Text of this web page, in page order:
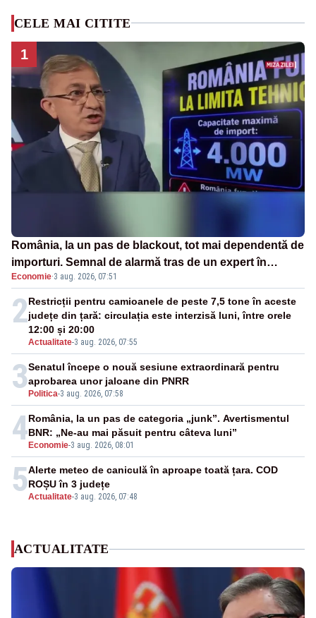
CELE MAI CITITE
1
România, la un pas de blackout, tot mai dependentă de
importuri. Semnal de alarmă tras de un expert în
energie
Economie·3 aug. 2026, 07:51
2
Actualitate-3 aug. 2026, 07:55
Restricții pentru camioanele de peste 7,5 tone în aceste
județe din țară: circulația este interzisă luni, între orele
12:00 și 20:00
3 Politica-3 aug. 2026, 07:58
Senatul începe o nouă sesiune extraordinară pentru
aprobarea unor jaloane din PNRR
4 Economie-3 aug. 2026, 08:01
România, la un pas de categoria „junk”. Avertismentul
BNR: „Ne-au mai păsuit pentru câteva luni”
5Actualitate-3 aug. 2026, 07:48
Alerte meteo de caniculă în aproape toată țara. COD
ROȘU în 3 județe
ACTUALITATE